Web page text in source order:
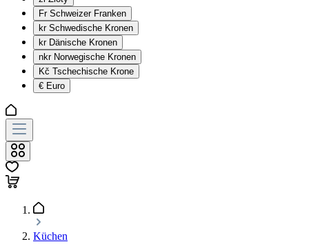
Fr Schweizer Franken
kr Schwedische Kronen
kr Dänische Kronen
nkr Norwegische Kronen
Kč Tschechische Krone
€ Euro
Küchen